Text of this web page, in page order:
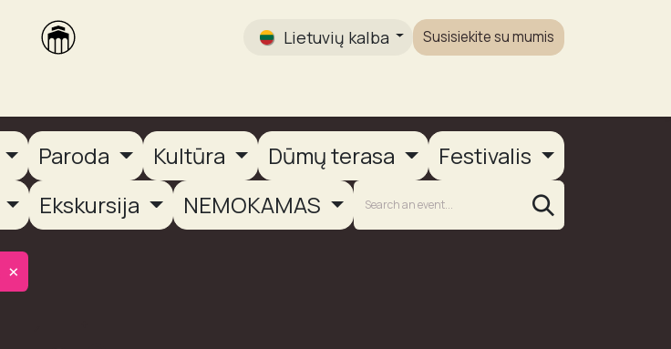
Lietuvių kalba Susisiekite su mumis
Paroda Kultūra Dūmų terasa
Festivalis
Ekskursija NEMOKAMAS
×